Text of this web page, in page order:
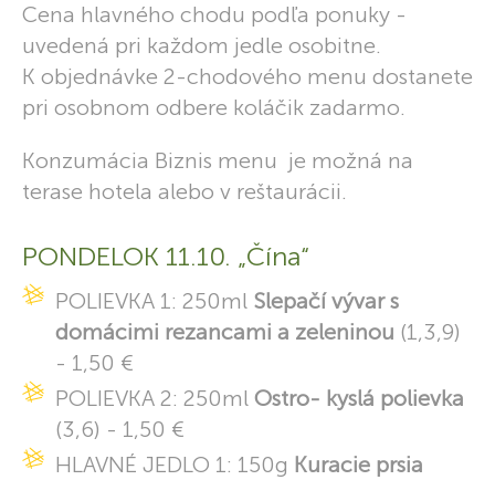
Cena hlavného chodu podľa ponuky -
uvedená pri každom jedle osobitne.
K objednávke 2-chodového menu dostanete
pri osobnom odbere koláčik zadarmo.
Konzumácia Biznis menu je možná na
terase hotela alebo v reštaurácii.
PONDELOK 11.10. „Čína“
POLIEVKA 1: 250ml Slepačí vývar s
domácimi rezancami a zeleninou (1,3,9)
- 1,50 €
POLIEVKA 2: 250ml Ostro- kyslá polievka
(3,6) - 1,50 €
HLAVNÉ JEDLO 1: 150g Kuracie prsia